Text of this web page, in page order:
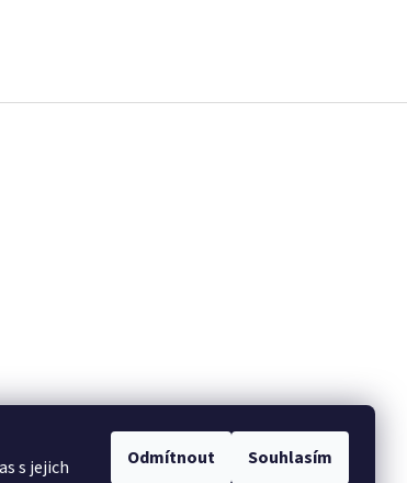
s jejich
Odmítnout Souhlasím
uhliky.cz